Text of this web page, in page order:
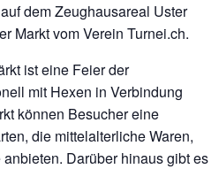
dem Zeughausareal Uster
Markt vom Verein Turnei.ch.
ist eine Feier der
mit Hexen in Verbindung
können Besucher eine
die mittelalterliche Waren,
Darüber hinaus gibt es